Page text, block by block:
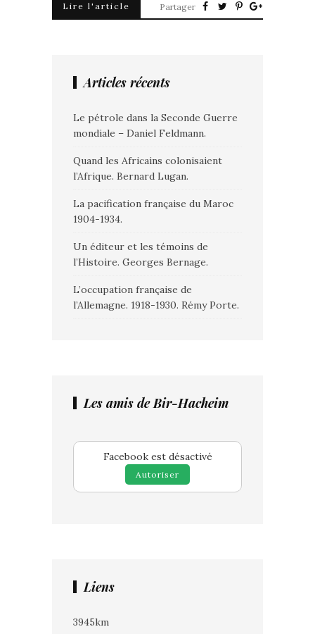
Lire l'article Partager
Articles récents
Le pétrole dans la Seconde Guerre
mondiale – Daniel Feldmann.
Quand les Africains colonisaient
l’Afrique. Bernard Lugan.
La pacification française du Maroc
1904-1934.
Un éditeur et les témoins de
l’Histoire. Georges Bernage.
L’occupation française de
l’Allemagne. 1918-1930. Rémy Porte.
Les amis de Bir-Hacheim
Facebook est désactivé
Autoriser
Liens
3945km